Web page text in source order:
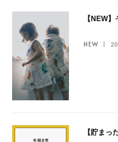
【NEW
NEW
【貯ま